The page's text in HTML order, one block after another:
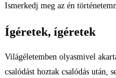
Ismerkedj meg az én
Ígéretek, ígéretek
Világéletemben olyasmivel
csalódást hoztak csalódás után,